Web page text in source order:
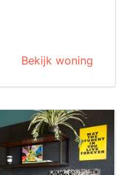
Bekijk woning